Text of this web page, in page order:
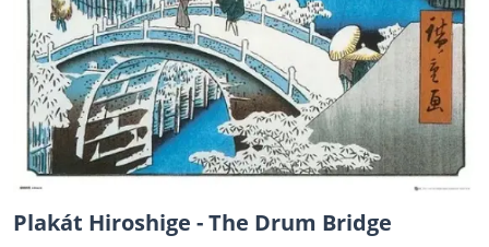
Plakát Hiroshige - The Drum Bridge